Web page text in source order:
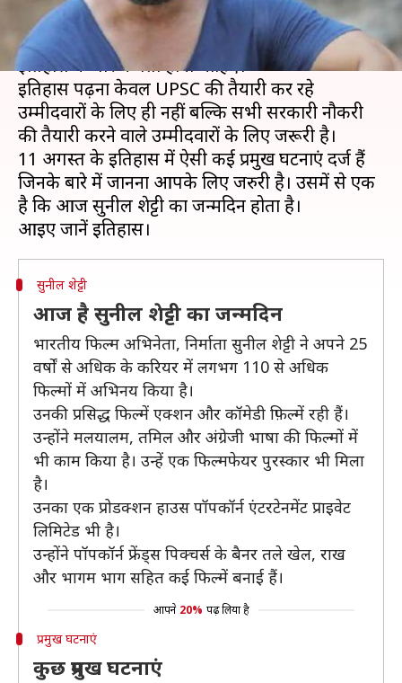
क्या है खबर?
अगर आप UPSC परीक्षा की तैयारी कर रहे हैं तो आपको
इतिहास के बारे में पता होना चाहिए।
इतिहास पढ़ना केवल UPSC की तैयारी कर रहे
उम्मीदवारों के लिए ही नहीं बल्कि सभी सरकारी नौकरी
की तैयारी करने वाले उम्मीदवारों के लिए जरूरी है।
11 अगस्त के इतिहास में ऐसी कई प्रमुख घटनाएं दर्ज हैं
जिनके बारे में जानना आपके लिए जरुरी है। उसमें से एक
है कि आज सुनील शेट्टी का जन्मदिन होता है।
सुनील शेट्टी
आज है सुनील शेट्टी का जन्मदिन
भारतीय फिल्म अभिनेता, निर्माता सुनील शेट्टी ने अपने 25
वर्षों से अधिक के करियर में लगभग 110 से अधिक
फिल्मों में अभिनय किया है।
उनकी प्रसिद्ध फिल्में एक्शन और कॉमेडी फ़िल्में रही हैं।
उन्होंने मलयालम, तमिल और अंग्रेजी भाषा की फिल्मों में
भी काम किया है। उन्हें एक फिल्मफेयर पुरस्कार भी मिला
है।
उनका एक प्रोडक्शन हाउस पॉपकॉर्न एंटरटेनमेंट प्राइवेट
लिमिटेड भी है।
उन्होंने पॉपकॉर्न फ्रेंड्स पिक्चर्स के बैनर तले खेल, राख
और भागम भाग सहित कई फिल्में बनाई हैं।
आपने 20% पढ़ लिया है
प्रमुख घटनाएं
कुछ प्रमुख घटनाएं